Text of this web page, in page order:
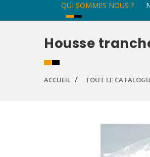
QUI SOMMES NOUS ?
Housse
ACCUEIL TOUT LE